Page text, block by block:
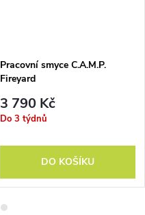
Pracovní smyce C.A.M.P.
Fireyard
3 790 Kč
Do 3 týdnů
DO KOŠÍKU